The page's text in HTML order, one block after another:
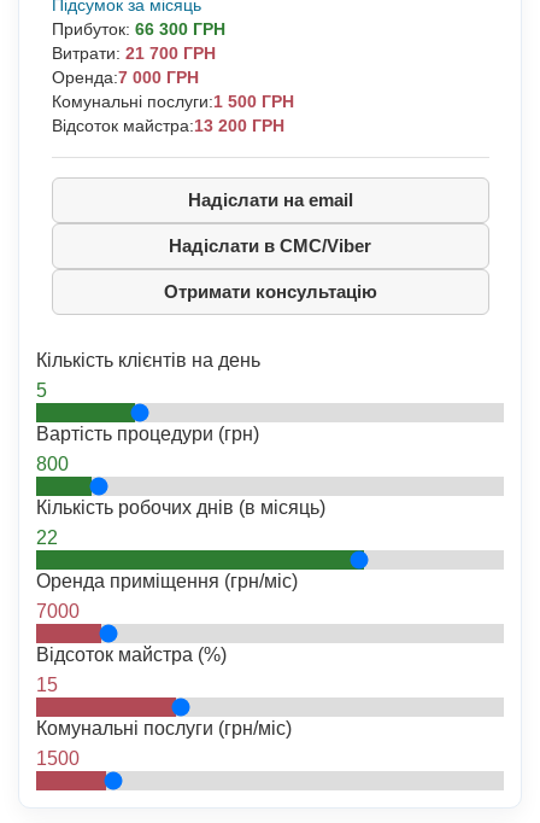
Підсумок за місяць
Прибуток: 66 300 ГРН
Витрати: 21 700 ГРН
Оренда:7 000 ГРН
Комунальні послуги:1 500 ГРН
Відсоток майстра:13 200 ГРН
Надіслати на email
Надіслати в СМС/Viber
Отримати консультацію
Кількість клієнтів на день
5
Вартість процедури (грн)
800
Кількість робочих днів (в місяць)
22
Оренда приміщення (грн/міс)
7000
Відсоток майстра (%)
15
Комунальні послуги (грн/міс)
1500